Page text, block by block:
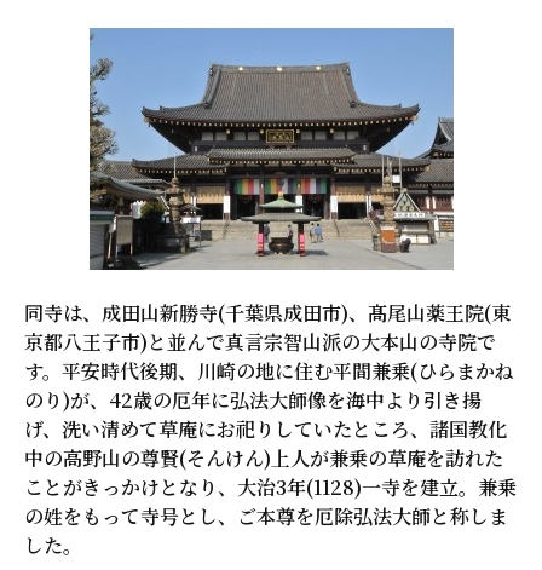
同寺は、成田山新勝寺(千葉県成田市)、髙尾山薬王院(東
京都八王子市)と並んで真言宗智山派の大本山の寺院で
す。平安時代後期、川崎の地に住む平間兼乗(ひらまかね
のり)が、42歳の厄年に弘法大師像を海中より引き揚
げ、洗い清めて草庵にお祀りしていたところ、諸国教化
中の高野山の尊賢(そんけん)上人が兼乗の草庵を訪れた
ことがきっかけとなり、大治3年(1128)一寺を建立。兼乗
の姓をもって寺号とし、ご本尊を厄除弘法大師と称しま
した。